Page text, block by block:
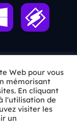
Web pour vous
mémorisant
En cliquant
l'utilisation de
visiter les
un